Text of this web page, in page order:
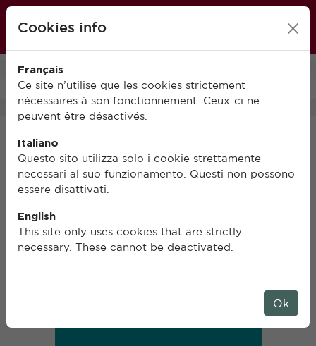
Cookies info
Français
Ce site n’utilise que les cookies strictement
nécessaires à son fonctionnement. Ceux-ci ne
peuvent être désactivés.
Italiano
Questo sito utilizza solo i cookie strettamente
necessari al suo funzionamento. Questi non possono
essere disattivati.
English
This site only uses cookies that are strictly
necessary. These cannot be deactivated.
Ok